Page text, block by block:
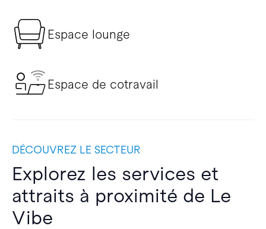
Espace lounge
Espace de cotravail
DÉCOUVREZ LE SECTEUR
Explorez les services et
attraits à proximité de Le
Vibe